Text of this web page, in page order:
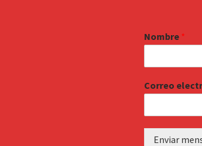
Nombre *
Correo
Enviar